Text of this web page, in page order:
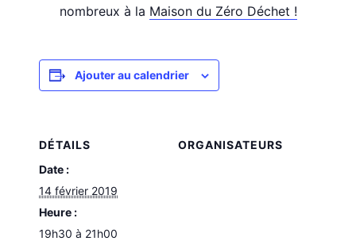
nombreux à la Maison du Zéro Déchet !
Ajouter au calendrier
DÉTAILS
Date :
14 février 2019
Heure :
19h30 à 21h00
ORGANISATEURS